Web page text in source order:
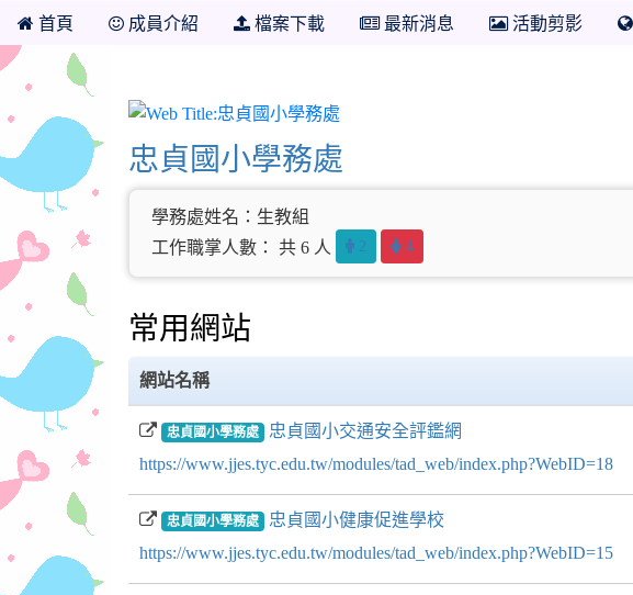
首頁 成員介紹 檔案下載 最新消息 活動剪影
忠貞國小學務處
學務處姓名：生教組
工作職掌人數： 共 6 人
2 4
常用網站
網站名稱
忠貞國小學務處
忠貞國小交通安全評鑑網
https://www.jjes.tyc.edu.tw/modules/tad_web/index.php?WebID=18
忠貞國小學務處
忠貞國小健康促進學校
https://www.jjes.tyc.edu.tw/modules/tad_web/index.php?WebID=15